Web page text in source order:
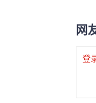
网
登